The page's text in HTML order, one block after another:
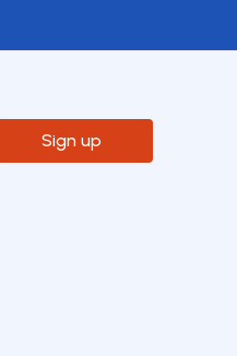
Sign up